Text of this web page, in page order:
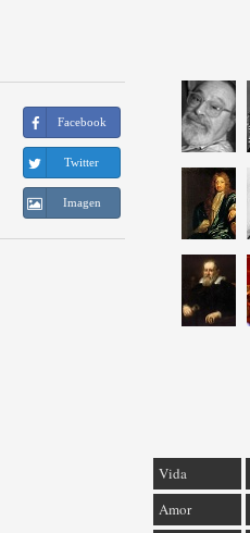
Facebook
Twitter
Imagen
Vida
Amor